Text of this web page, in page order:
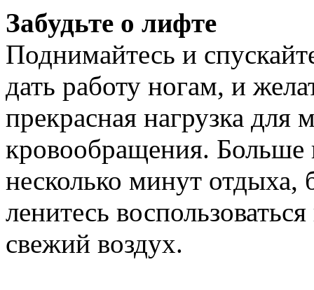
Забудьте о лифте
Поднимайтесь и
дать работу ногам, и
прекрасная нагрузка
кровообращения. Больше
несколько минут отдыха,
ленитесь
свежий воздух.